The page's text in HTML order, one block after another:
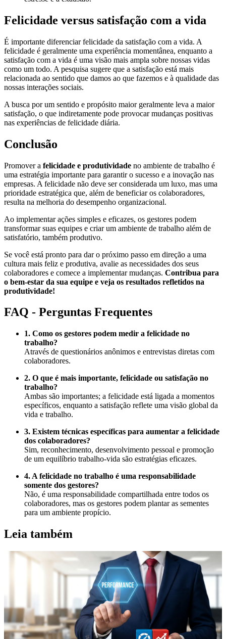
Felicidade versus satisfação com a vida
É importante diferenciar felicidade da satisfação com a vida. A
felicidade é geralmente uma experiência momentânea, enquanto a
satisfação com a vida é uma visão mais ampla sobre nossas vidas
como um todo. A pesquisa sugere que a satisfação está mais
relacionada ao sentido que damos ao que fazemos e à qualidade das
nossas interações sociais.
A busca por um sentido e propósito maior geralmente leva a maior
satisfação, o que indiretamente pode provocar mudanças positivas
nas experiências de felicidade diária.
Conclusão
Promover a felicidade e produtividade no ambiente de trabalho é
uma estratégia importante para garantir o sucesso e a inovação nas
empresas. A felicidade não deve ser considerada um luxo, mas uma
prioridade estratégica que, além de beneficiar os colaboradores,
resulta na melhoria do desempenho organizacional.
Ao implementar ações simples e eficazes, os gestores podem
transformar suas equipes e criar um ambiente de trabalho além de
satisfatório, também produtivo.
Se você está pronto para dar o próximo passo em direção a uma
cultura mais feliz e produtiva, avalie as necessidades dos seus
colaboradores e comece a implementar mudanças. Contribua para
o bem-estar da sua equipe e veja os resultados refletidos na
produtividade!
FAQ - Perguntas Frequentes
1. Como os gestores podem medir a felicidade no
trabalho?
Através de questionários anônimos e entrevistas diretas com
colaboradores.
2. O que é mais importante, felicidade ou satisfação no
trabalho?
Ambas são importantes; a felicidade está ligada a momentos
específicos, enquanto a satisfação reflete uma visão global da
vida e trabalho.
3. Existem técnicas específicas para aumentar a felicidade
dos colaboradores?
Sim, reconhecimento, desenvolvimento pessoal e promoção
de um equilíbrio trabalho-vida são estratégias eficazes.
4. A felicidade no trabalho é uma responsabilidade
somente dos gestores?
Não, é uma responsabilidade compartilhada entre todos os
colaboradores, mas os gestores podem plantar as sementes
para um ambiente propício.
Leia também